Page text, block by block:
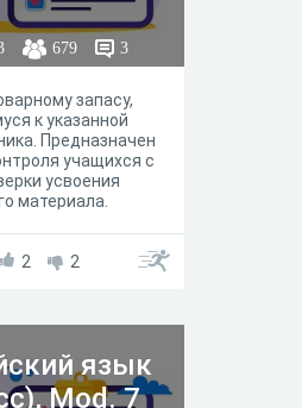
679 3
запасу,
к указанной
Предназначен
учащихся с
усвоения
материала.
2 2
язык
Mod. 7